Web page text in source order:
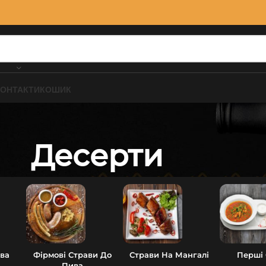
КОШИК
Десерти
Фірмові Страви До
Страви На Мангалі Перші